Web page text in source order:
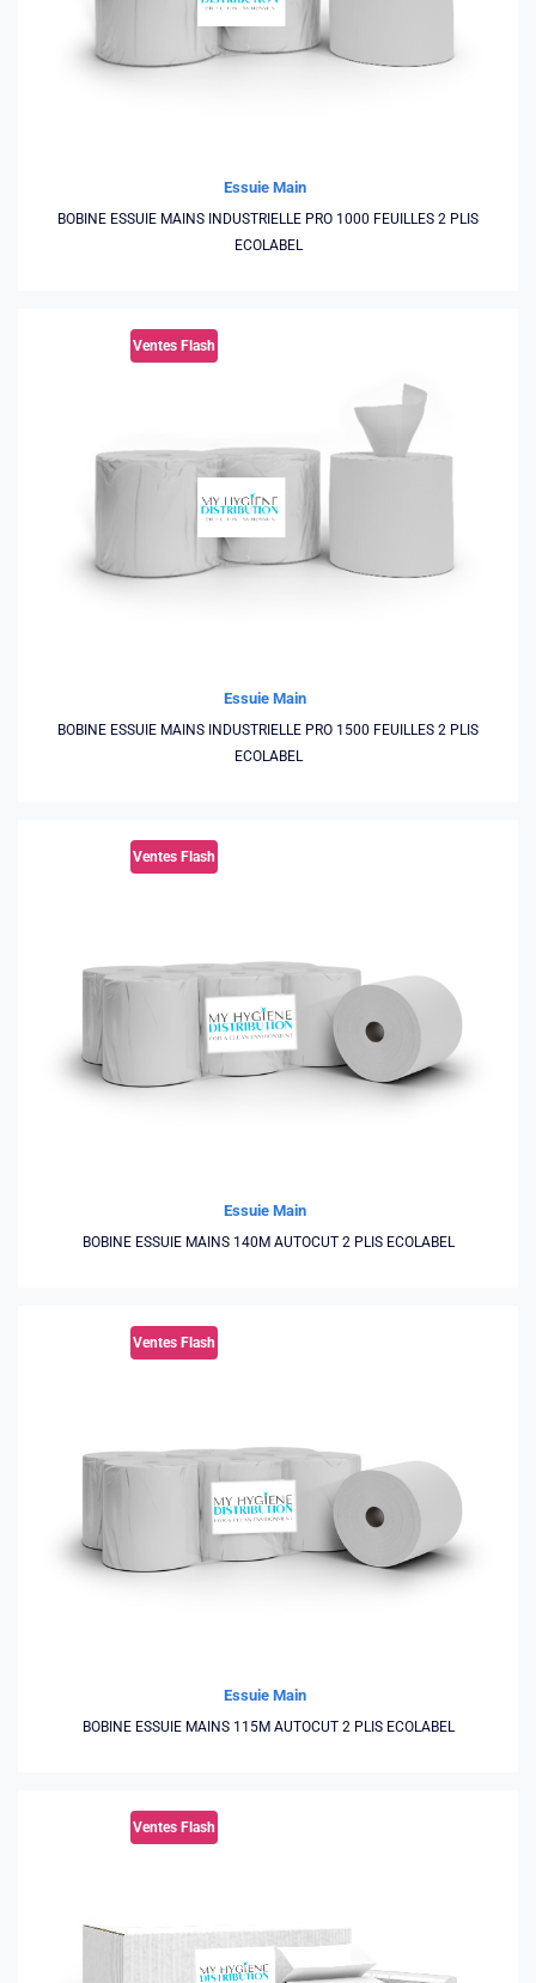
Essuie Main
BOBINE ESSUIE MAINS INDUSTRIELLE PRO 1000 FEUILLES 2 PLIS
ECOLABEL
Ventes Flash
Essuie Main
BOBINE ESSUIE MAINS INDUSTRIELLE PRO 1500 FEUILLES 2 PLIS
ECOLABEL
Ventes Flash
Essuie Main
BOBINE ESSUIE MAINS 140M AUTOCUT 2 PLIS ECOLABEL
Ventes Flash
Essuie Main
BOBINE ESSUIE MAINS 115M AUTOCUT 2 PLIS ECOLABEL
Ventes Flash